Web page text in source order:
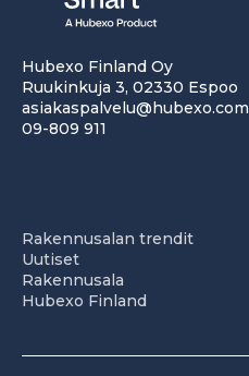
Hubexo Finland Oy
Ruukinkuja 3, 02330 Espoo
asiakaspalvelu@hubexo.com
09-809 911
Rakennusalan trendit
Uutiset
Rakennusala
Hubexo Finland